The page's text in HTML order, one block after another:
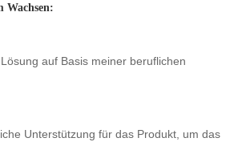
Wachsen:
auf Basis meiner beruflichen
Unterstützung für das Produkt, um das